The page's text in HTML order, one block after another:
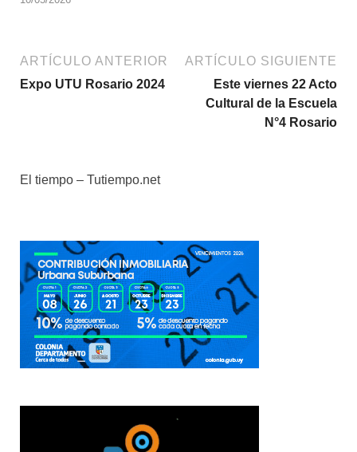
ARTÍCULO ANTERIOR
Expo UTU Rosario 2024
ARTÍCULO SIGUIENTE
Este viernes 22 Acto
Cultural de la Escuela
N°4 Rosario
El tiempo – Tutiempo.net